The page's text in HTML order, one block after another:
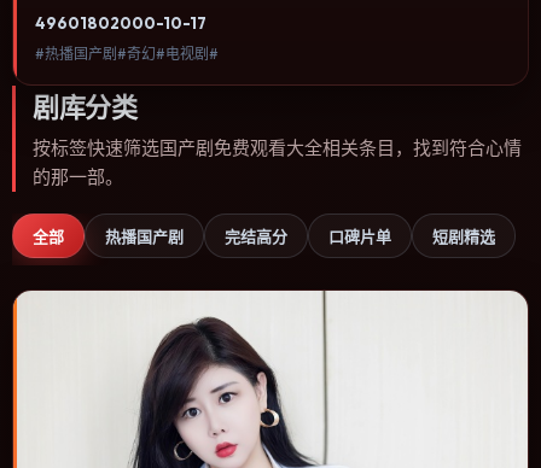
进，节奏与视听语言统一，可作为休闲观影或类型片补片的选择。
49601802000-10-17
#热播国产剧#奇幻#电视剧#
剧库分类
按标签快速筛选国产剧免费观看大全相关条目，找到符合心情
的那一部。
全部 热播国产剧 完结高分 口碑片单 短剧精选